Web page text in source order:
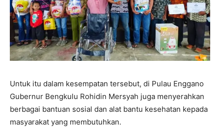
Untuk itu dalam kesempatan tersebut, di Pulau Enggano
Gubernur Bengkulu Rohidin Mersyah juga menyerahkan
berbagai bantuan sosial dan alat bantu kesehatan kepada
masyarakat yang membutuhkan.